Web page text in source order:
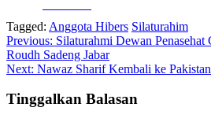
Tagged: Anggota Hibers Silaturahim
Navigasi
pos
Previous: Silaturahmi Dewan
Roudh Sadeng Jabar
Next: Nawaz Sharif Kembali ke Pakistan
Tinggalkan Balasan